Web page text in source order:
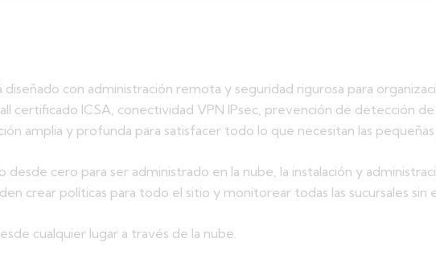
con administración remota y seguridad rigurosa para
certificado ICSA, conectividad VPN IPsec, prevención de detección
amplia y profunda para satisfacer todo lo que necesitan las
cero para ser administrado en la nube, la instalación y
crear políticas para todo el sitio y monitorear todas las sucursales
cualquier lugar a través de la nube.